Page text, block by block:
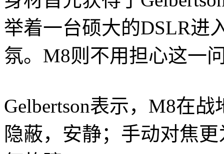
举着一台硕大的DSLR进
氛。M8则不用担心这一
Gelbertson表示，M8在
隐蔽，安静；手动对焦